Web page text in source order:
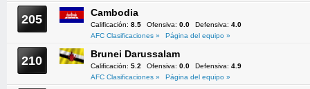
205 Cambodia
Calificación: 8.5 Ofensiva: 0.0 Defensiva: 4.0
AFC Clasificaciones »
Página del equipo »
210 Brunei Darussalam
Calificación: 5.2 Ofensiva: 0.0 Defensiva: 4.9
AFC Clasificaciones »
Página del equipo »